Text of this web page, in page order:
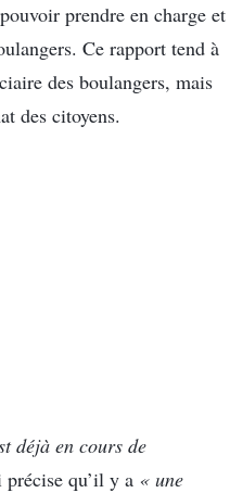
prendre en charge et
Ce rapport tend à
des boulangers, mais
des citoyens.
déjà en cours de
qu’il y a « une